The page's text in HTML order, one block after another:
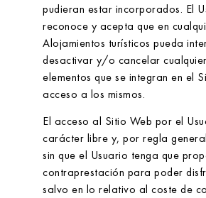
pudieran estar incorporados. El
reconoce y acepta que en
Alojamientos turísticos pueda
desactivar y/o cancelar
elementos que se integran en el
acceso a los mismos.
El acceso al Sitio Web por el
carácter libre y, por regla
sin que el Usuario tenga que
contraprestación para poder
salvo en lo relativo al coste de